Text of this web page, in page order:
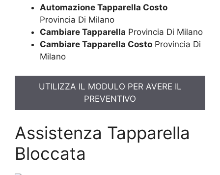
Automazione Tapparella Costo
Provincia Di Milano
Cambiare Tapparella Provincia Di Milano
Cambiare Tapparella Costo Provincia Di
Milano
UTILIZZA IL MODULO PER AVERE IL
PREVENTIVO
Assistenza Tapparella
Bloccata